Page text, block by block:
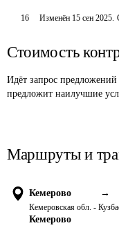
16 Изменён 15 сен 2025.
Стоимость
Идёт запрос предложений
предложит наилучшие
Маршруты и
Кемерово →
Кемеровская обл. -
Кемерово